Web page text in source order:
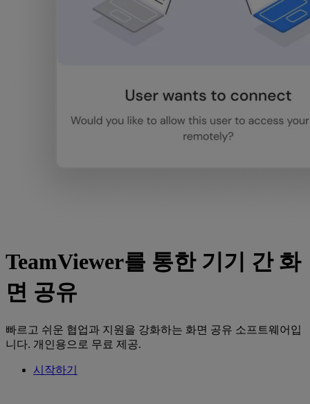
TeamViewer를 통한 기기 간 화
면 공유
빠르고 쉬운 협업과 지원을 강화하는 화면 공유 소프트웨어입
니다. 개인용으로 무료 제공.
시작하기